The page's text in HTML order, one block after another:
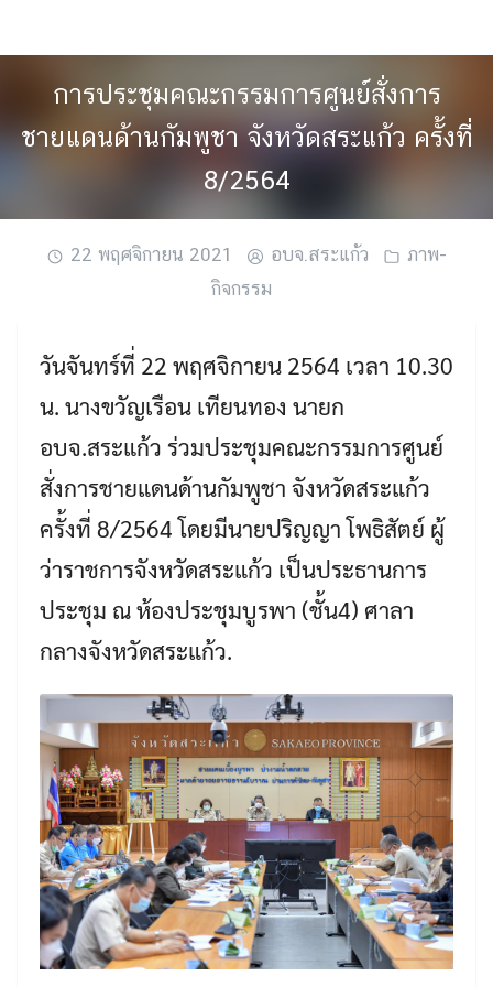
Search
for:
Search
การประชุมคณะกรรมการศูนย์สั่งการ
ชายแดนด้านกัมพูชา จังหวัดสระแก้ว ครั้งที่
8/2564
22 พฤศจิกายน 2021 อบจ.สระแก้ว
ภาพ-
กิจกรรม
วันจันทร์ที่ 22 พฤศจิกายน 2564 เวลา 10.30
น. นางขวัญเรือน เทียนทอง นายก
อบจ.สระแก้ว ร่วมประชุมคณะกรรมการศูนย์
สั่งการชายแดนด้านกัมพูชา จังหวัดสระแก้ว
ครั้งที่ 8/2564 โดยมีนายปริญญา โพธิสัตย์ ผู้
ว่าราชการจังหวัดสระแก้ว เป็นประธานการ
ประชุม ณ ห้องประชุมบูรพา (ชั้น4) ศาลา
กลางจังหวัดสระแก้ว.